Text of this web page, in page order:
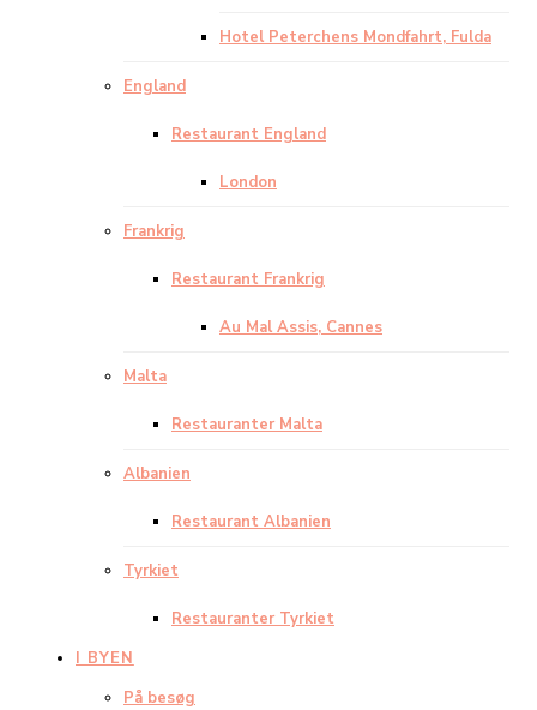
Hotel Peterchens Mondfahrt, Fulda
England
Restaurant England
London
Frankrig
Restaurant Frankrig
Au Mal Assis, Cannes
Malta
Restauranter Malta
Albanien
Restaurant Albanien
Tyrkiet
Restauranter Tyrkiet
I BYEN
På besøg